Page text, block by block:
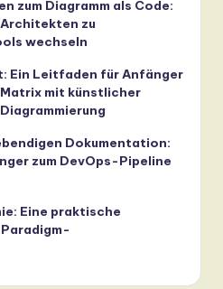
zum Diagramm als Code:
zu
wechseln
Ein Leitfaden für Anfänger
mit künstlicher
Dokumentation:
zum DevOps-Pipeline
Eine praktische